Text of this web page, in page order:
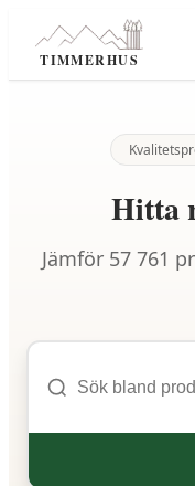
TIMMERHUS
Hitta
Jämför 57 761